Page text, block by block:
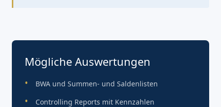
Mögliche Auswertungen
BWA und Summen- und Saldenlisten
Controlling Reports mit Kennzahlen